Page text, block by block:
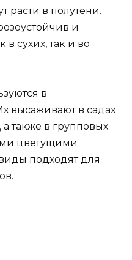
расти в полутени.
и
в сухих, так и во
в
высаживают в садах
а также в групповых
цветущими
подходят для